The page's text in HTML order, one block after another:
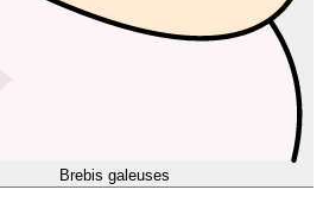
Brebis galeuses